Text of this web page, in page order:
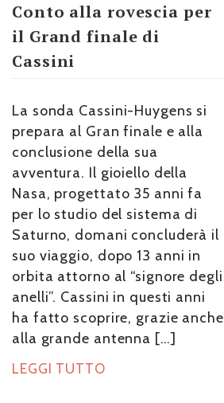
Conto alla rovescia per
il Grand finale di
Cassini
La sonda Cassini-Huygens si
prepara al Gran finale e alla
conclusione della sua
avventura. Il gioiello della
Nasa, progettato 35 anni fa
per lo studio del sistema di
Saturno, domani concluderà il
suo viaggio, dopo 13 anni in
orbita attorno al “signore degli
anelli”. Cassini in questi anni
ha fatto scoprire, grazie anche
alla grande antenna […]
LEGGI TUTTO